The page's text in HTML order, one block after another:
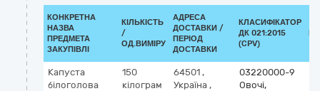
КОНКРЕТНА
НАЗВА
ПРЕДМЕТА
ЗАКУПІВЛІ
КІЛЬКІСТЬ
/
ОД.ВИМІРУ
АДРЕСА
ДОСТАВКИ /
ПЕРІОД
ДОСТАВКИ
КЛАСИФІКАТОР
ДК 021:2015
(CPV)
Капуста
білоголова
150
кілограм
64501 ,
Україна ,
03220000-9
Овочі,